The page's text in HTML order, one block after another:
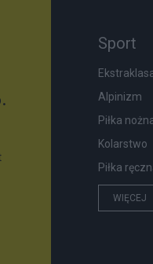
Sport
Alpinizm
Piłka
Kolarstwo
Piłka
WIĘCEJ